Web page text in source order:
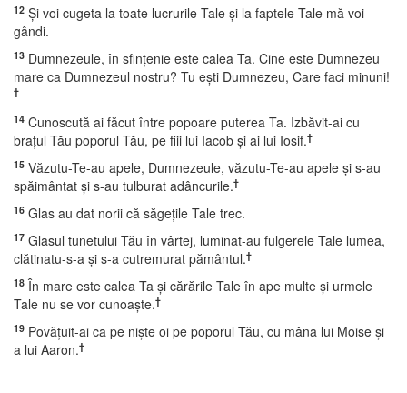
12 Şi voi cugeta la toate lucrurile Tale şi la faptele Tale mă voi
gândi.
13 Dumnezeule, în sfinţenie este calea Ta. Cine este Dumnezeu
mare ca Dumnezeul nostru? Tu eşti Dumnezeu, Care faci minuni!
†
14 Cunoscută ai făcut între popoare puterea Ta. Izbăvit-ai cu
braţul Tău poporul Tău, pe fiii lui Iacob şi ai lui Iosif.†
15 Văzutu-Te-au apele, Dumnezeule, văzutu-Te-au apele şi s-au
spăimântat şi s-au tulburat adâncurile.†
16 Glas au dat norii că săgeţile Tale trec.
17 Glasul tunetului Tău în vârtej, luminat-au fulgerele Tale lumea,
clătinatu-s-a şi s-a cutremurat pământul.†
18 În mare este calea Ta şi cărările Tale în ape multe şi urmele
Tale nu se vor cunoaşte.†
19 Povăţuit-ai ca pe nişte oi pe poporul Tău, cu mâna lui Moise şi
a lui Aaron.†